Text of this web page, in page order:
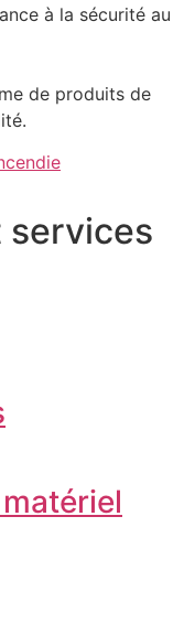
à la sécurité au
de produits de
services